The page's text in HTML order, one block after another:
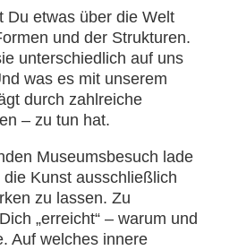
Du etwas über die Welt
und der Strukturen.
unterschiedlich auf uns
was es mit unserem
durch zahlreiche
– zu tun hat.
Museumsbesuch lade
Kunst ausschließlich
zu lassen. Zu
„erreicht“ – warum und
Auf welches innere